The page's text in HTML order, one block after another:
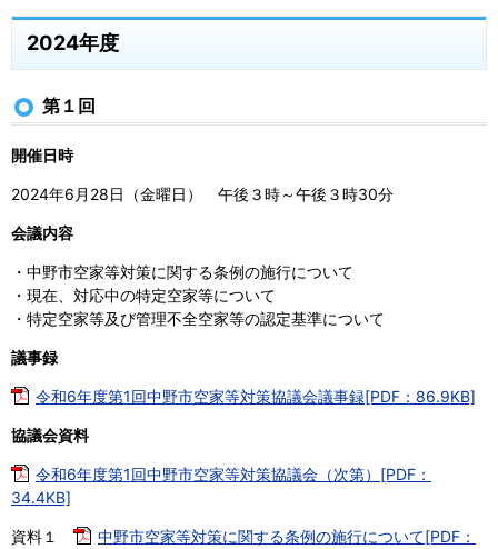
2024年度
第１回
開催日時
2024年6月28日（金曜日） 午後３時～午後３時30分
会議内容
・中野市空家等対策に関する条例の施行について
・現在、対応中の特定空家等について
・特定空家等及び管理不全空家等の認定基準について
議事録
令和6年度第1回中野市空家等対策協議会議事録[PDF：86.9KB]
協議会資料
令和6年度第1回中野市空家等対策協議会（次第）[PDF：
34.4KB]
資料１
中野市空家等対策に関する条例の施行について[PDF：